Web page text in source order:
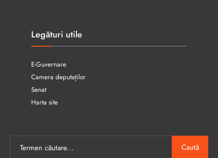
Legături utile
E-Guvernare
Camera deputaților
Senat
Harta site
Caută